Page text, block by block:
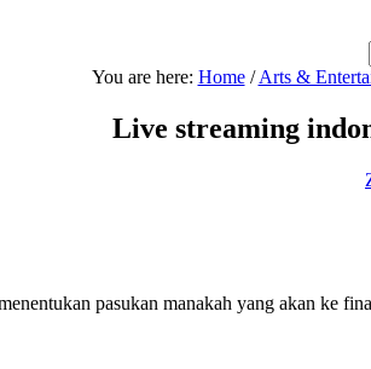
You are here: Home / Arts &
Live streaming
pasukan manakah yang akan ke